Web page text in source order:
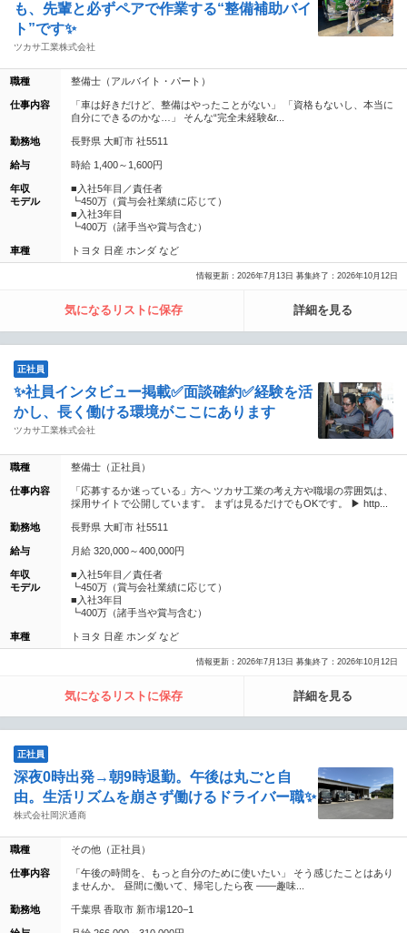
も、先輩と必ずペアで作業する“整備補助バイ
ト”です✨
ツカサ工業株式会社
職種 整備士（アルバイト・パート）
仕事内容
「車は好きだけど、整備はやったことがない」 「資格もないし、本当に
自分にできるのかな…」 そんな“完全未経験&r...
勤務地 長野県 大町市 社5511
給与 時給 1,400～1,600円
年収
モデル
■入社5年目／責任者
┗450万（賞与会社業績に応じて）
■入社3年目
┗400万（諸手当や賞与含む）
車種 トヨタ 日産 ホンダ など
情報更新：2026年7月13日 募集終了：2026年10月12日
気になるリストに保存 詳細を見る
正社員
✨社員インタビュー掲載✅面談確約✅経験を活
かし、長く働ける環境がここにあります
ツカサ工業株式会社
職種 整備士（正社員）
仕事内容
「応募するか迷っている」方へ ツカサ工業の考え方や職場の雰囲気は、
採用サイトで公開しています。 まずは見るだけでもOKです。 ▶ http...
勤務地 長野県 大町市 社5511
給与 月給 320,000～400,000円
年収
モデル
■入社5年目／責任者
┗450万（賞与会社業績に応じて）
■入社3年目
┗400万（諸手当や賞与含む）
車種 トヨタ 日産 ホンダ など
情報更新：2026年7月13日 募集終了：2026年10月12日
気になるリストに保存 詳細を見る
正社員
深夜0時出発→朝9時退勤。午後は丸ごと自
由。生活リズムを崩さず働けるドライバー職✨
株式会社岡沢通商
職種 その他（正社員）
仕事内容
「午後の時間を、もっと自分のために使いたい」 そう感じたことはあり
ませんか。 昼間に働いて、帰宅したら夜 ——趣味...
勤務地 千葉県 香取市 新市場120−1